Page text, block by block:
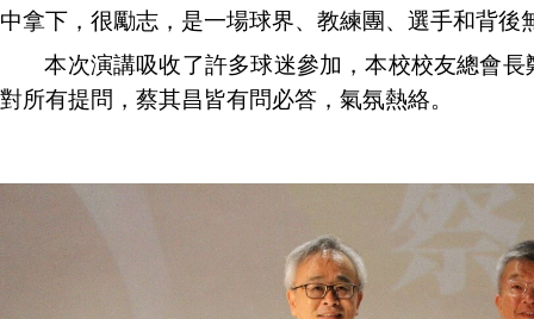
中拿下，很勵志，是一場球界、 教練團 、 選手和背後
本次演講吸收了許多球迷參加，本校校友總會
對所有提問，蔡其昌皆有問必答，氣氛熱絡。